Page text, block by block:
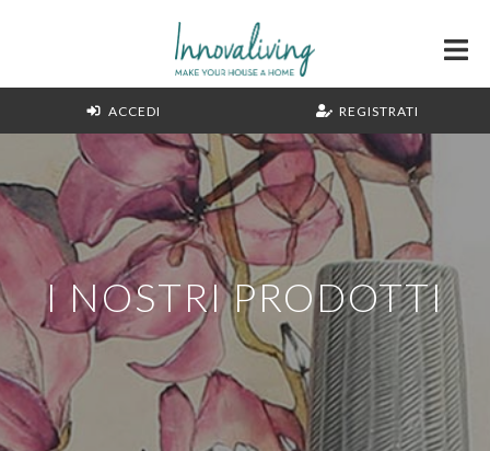
ACCEDI REGISTRATI
I NOSTRI PRODOTTI